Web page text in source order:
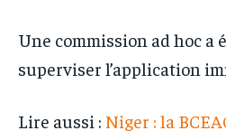
Une commission ad hoc a
superviser l’application
Lire aussi : Niger : la